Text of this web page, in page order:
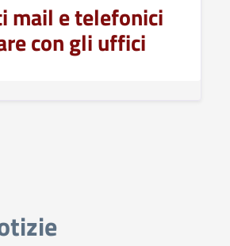
mail e telefonici
con gli uffici